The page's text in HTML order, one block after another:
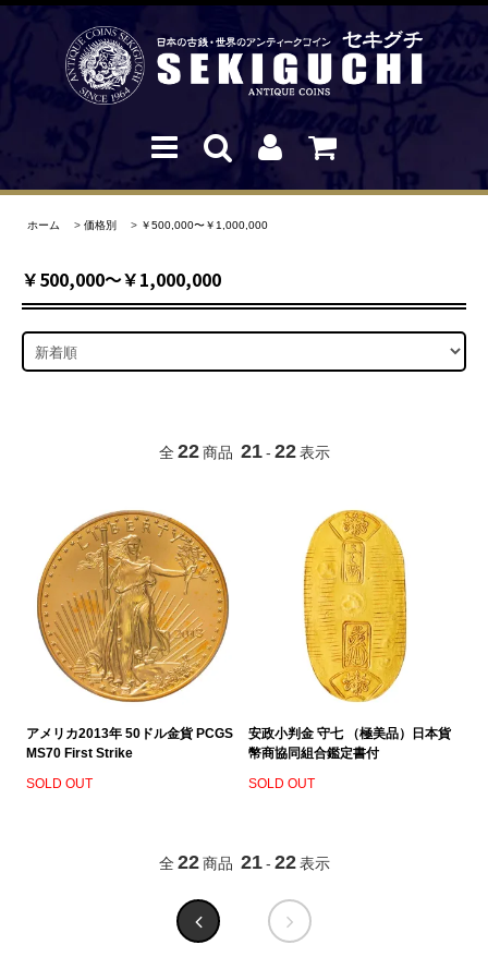
ホーム > 価格別 > ￥500,000〜￥1,000,000
￥500,000〜￥1,000,000
全 22 商品 21 - 22 表示
アメリカ2013年 50ドル金貨 PCGS
MS70 First Strike
SOLD OUT
安政小判金 守七 （極美品）日本貨
幣商協同組合鑑定書付
SOLD OUT
全 22 商品 21 - 22 表示